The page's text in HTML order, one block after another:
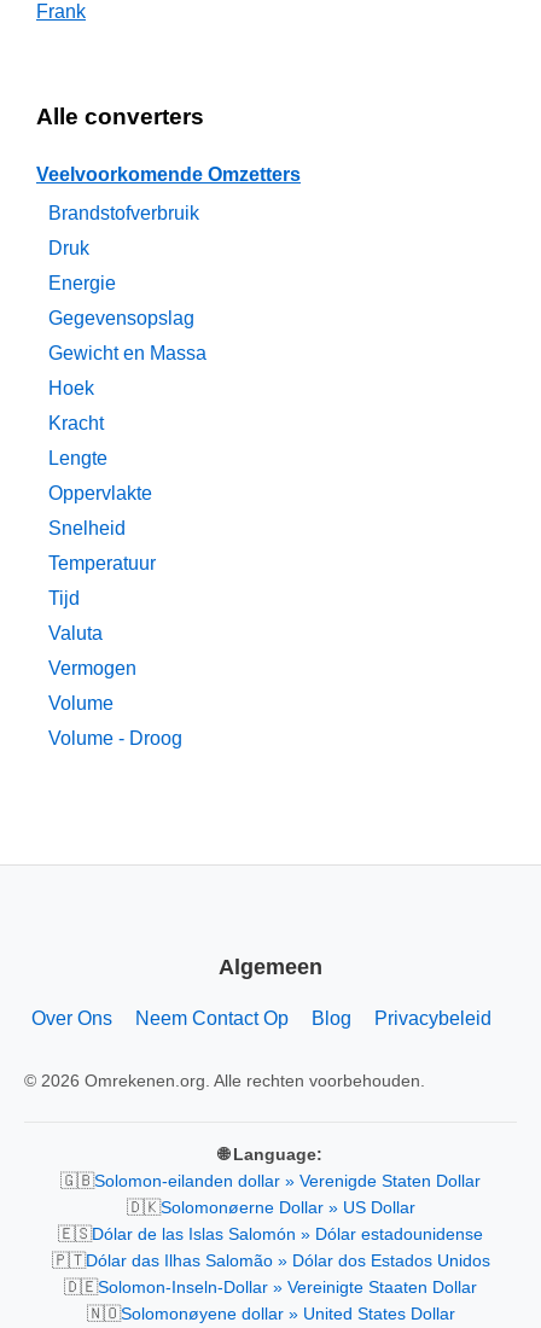
Frank
Alle converters
Veelvoorkomende Omzetters
Brandstofverbruik
Druk
Energie
Gegevensopslag
Gewicht en Massa
Hoek
Kracht
Lengte
Oppervlakte
Snelheid
Temperatuur
Tijd
Valuta
Vermogen
Volume
Volume - Droog
Algemeen
Over Ons Neem Contact Op Blog Privacybeleid
© 2026 Omrekenen.org. Alle rechten voorbehouden.
🌐 Language:
🇬🇧Solomon-eilanden dollar » Verenigde Staten Dollar
🇩🇰Solomonøerne Dollar » US Dollar
🇪🇸Dólar de las Islas Salomón » Dólar estadounidense
🇵🇹Dólar das Ilhas Salomão » Dólar dos Estados Unidos
🇩🇪Solomon-Inseln-Dollar » Vereinigte Staaten Dollar
🇳🇴Solomonøyene dollar » United States Dollar